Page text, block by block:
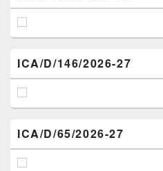
ICA/D/146/2026-27
ICA/D/65/2026-27